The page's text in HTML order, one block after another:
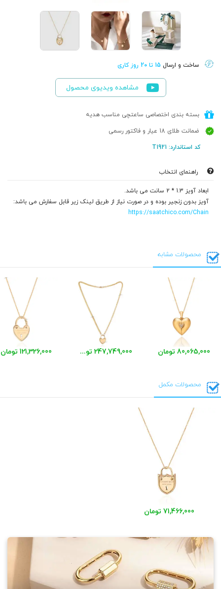
ساخت و ارسال 15 تا 20 روز کاری
مشاهده ویدیوی محصول
بسته بندی اختصاصی ساعتچی مناسب هدیه
ضمانت طلای 18 عیار و فاکتور رسمی
کد استاندارد: T1921
راهنمای انتخاب
ابعاد آویز 1.3 * 2 سانت می باشد.
آویز بدون زنجیر بوده و در صورت نیاز از طریق لینک زیر قابل سفارش می باشد:
https://saatchico.com/Chain
محصولات مشابه
80,065,000 تومان 247,749,000 تومان 121,326,000 تومان
محصولات مکمل
71,466,000 تومان